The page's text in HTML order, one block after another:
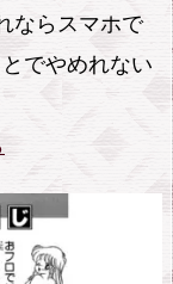
ならスマホで
でやめれない